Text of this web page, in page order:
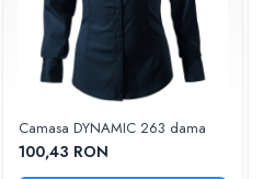
Camasa DYNAMIC 263 dama
100,43 RON